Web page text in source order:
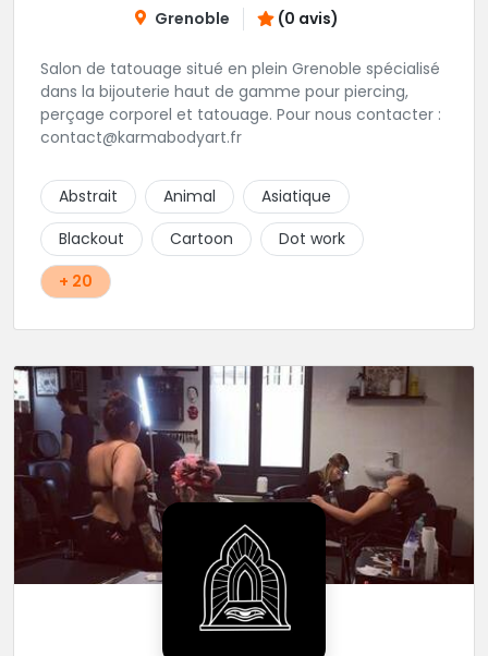
Grenoble (0 avis)
Salon de tatouage situé en plein Grenoble spécialisé
dans la bijouterie haut de gamme pour piercing,
perçage corporel et tatouage. Pour nous contacter :
contact@karmabodyart.fr
Abstrait Animal
Asiatique
Blackout
Cartoon
Dot work
+ 20